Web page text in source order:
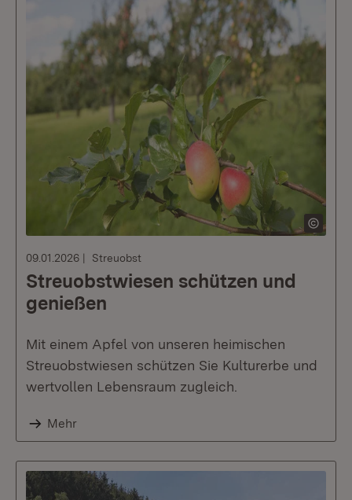
09.01.2026 Streuobst
Streuobstwiesen schützen und
genießen
Mit einem Apfel von unseren heimischen
Streuobstwiesen schützen Sie Kulturerbe und
wertvollen Lebensraum zugleich.
Mehr